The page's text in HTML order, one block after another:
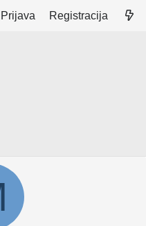
Prijava Registracija